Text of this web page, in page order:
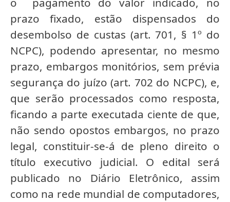
prazo fixado, estão dispensados do
desembolso de custas (art. 701, § 1º do
NCPC), podendo apresentar, no mesmo
prazo, embargos monitórios, sem prévia
segurança do juízo (art. 702 do NCPC), e,
que serão processados como resposta,
ficando a parte executada ciente de que,
não sendo opostos embargos, no prazo
legal, constituir-se-á de pleno direito o
título executivo judicial. O edital será
publicado no Diário Eletrônico, assim
como na rede mundial de computadores,